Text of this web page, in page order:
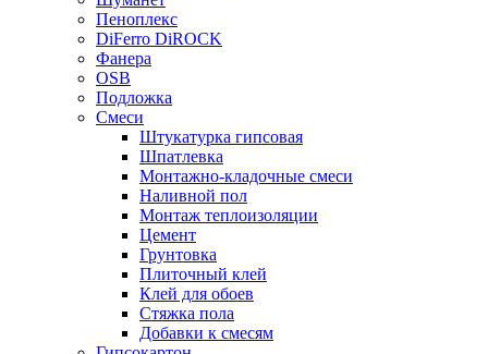
Пеноплекс
DiFerro DiROCK
Фанера
OSB
Подложка
Смеси
Штукатурка гипсовая
Шпатлевка
Монтажно-кладочные смеси
Наливной пол
Монтаж теплоизоляции
Цемент
Грунтовка
Плиточный клей
Клей для обоев
Стяжка пола
Добавки к смесям